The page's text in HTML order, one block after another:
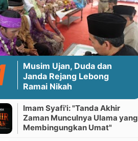
Musim Ujan, Duda dan
Janda Rejang Lebong
Ramai Nikah
Imam Syafi'i: "Tanda Akhir
Zaman Munculnya Ulama yang
Membingungkan Umat"